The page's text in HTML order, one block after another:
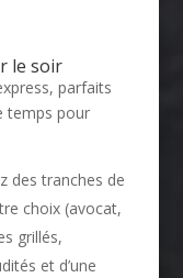
le soir
parfaits
temps pour
des tranches de
choix (avocat,
grillés,
et d’une